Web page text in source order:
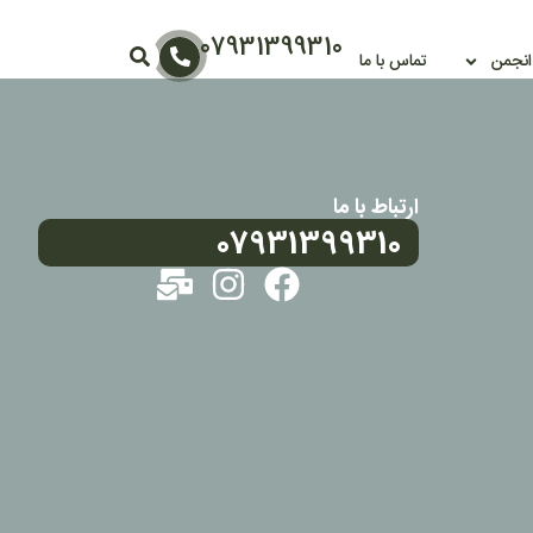
انجمن تماس با ما 07931399310
ارتباط با ما
07931399310